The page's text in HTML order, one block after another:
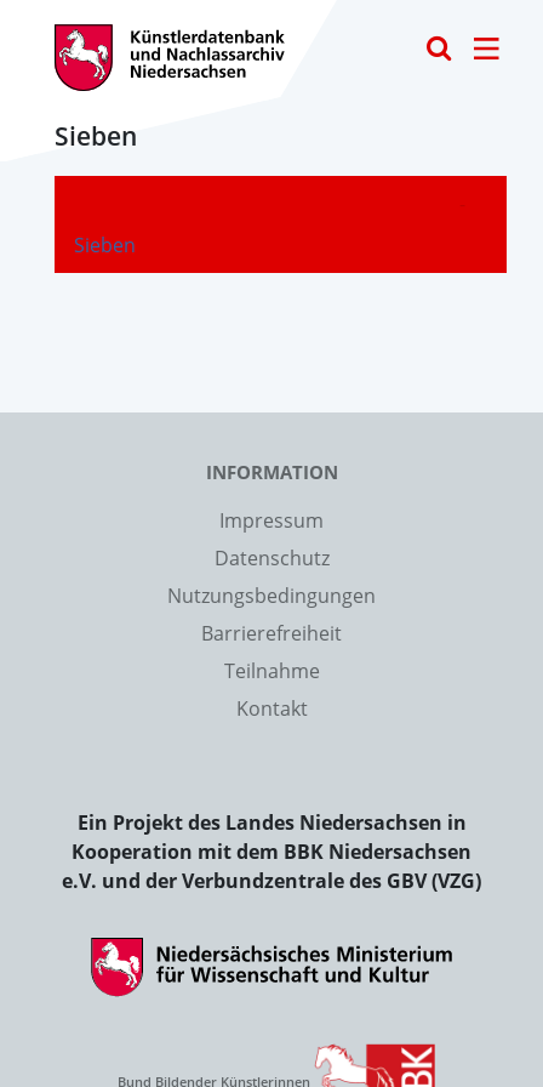
Sieben
Sieben
-
INFORMATION
Impressum
Datenschutz
Nutzungsbedingungen
Barrierefreiheit
Teilnahme
Kontakt
Ein Projekt des Landes Niedersachsen in
Kooperation mit dem BBK Niedersachsen
e.V. und der Verbundzentrale des GBV (VZG)
Bund Bildender Künstlerinnen